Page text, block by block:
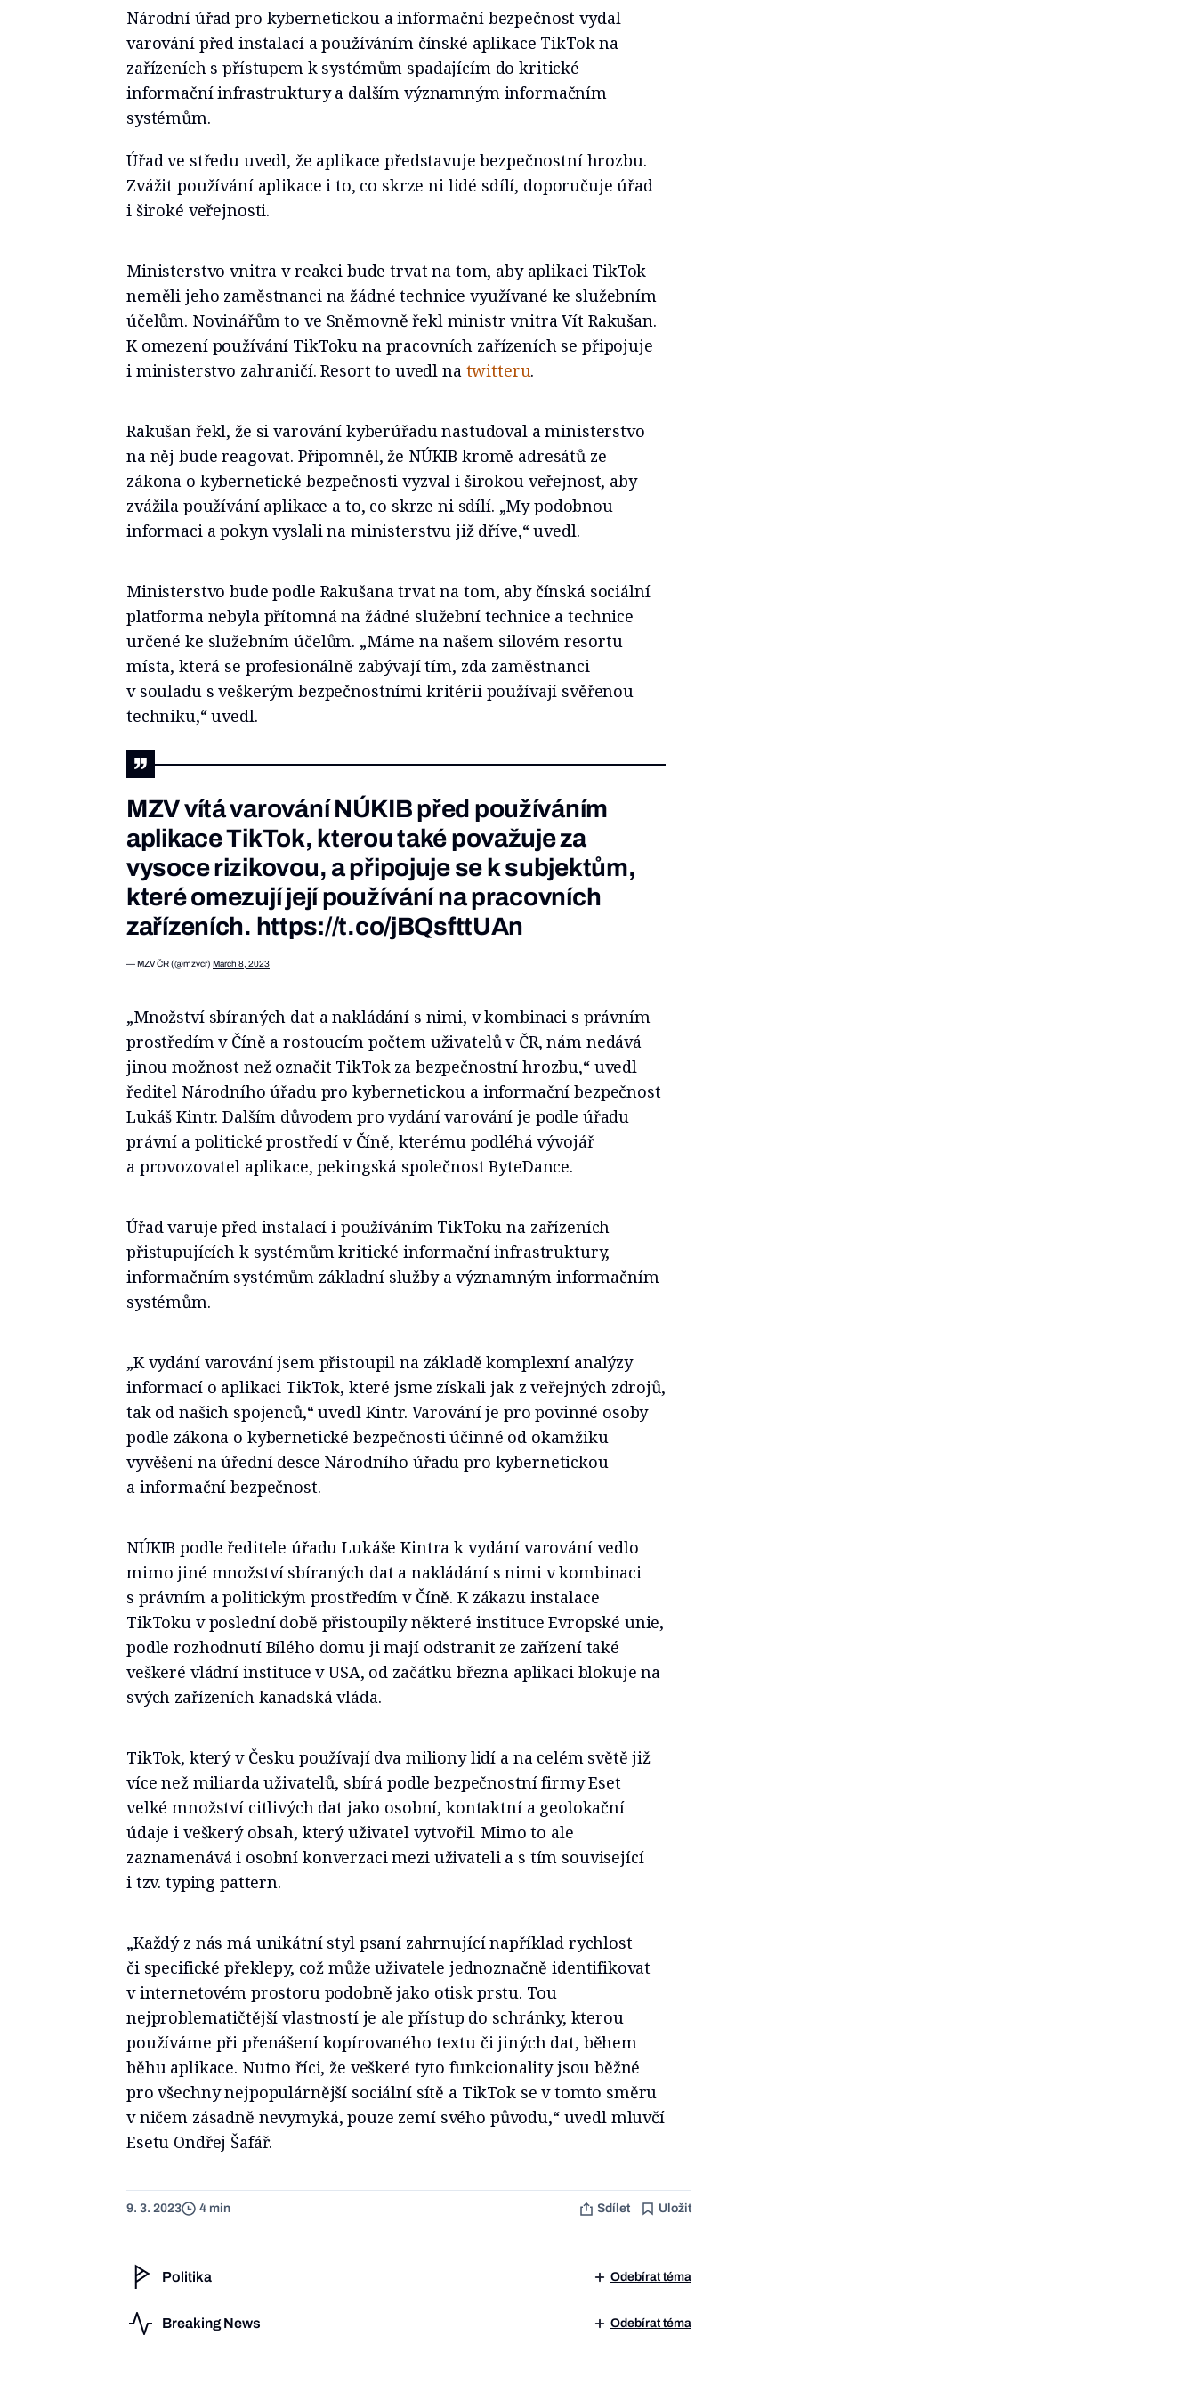
Národní úřad pro kybernetickou a informační bezpečnost vydal
varování před instalací a používáním čínské aplikace TikTok na
zařízeních s přístupem k systémům spadajícím do kritické
informační infrastruktury a dalším významným informačním
systémům.
Úřad ve středu uvedl, že aplikace představuje bezpečnostní hrozbu.
Zvážit používání aplikace i to, co skrze ni lidé sdílí, doporučuje úřad
i široké veřejnosti.
Ministerstvo vnitra v reakci bude trvat na tom, aby aplikaci TikTok
neměli jeho zaměstnanci na žádné technice využívané ke služebním
účelům. Novinářům to ve Sněmovně řekl ministr vnitra Vít Rakušan.
K omezení používání TikToku na pracovních zařízeních se připojuje
i ministerstvo zahraničí. Resort to uvedl na twitteru.
Rakušan řekl, že si varování kyberúřadu nastudoval a ministerstvo
na něj bude reagovat. Připomněl, že NÚKIB kromě adresátů ze
zákona o kybernetické bezpečnosti vyzval i širokou veřejnost, aby
zvážila používání aplikace a to, co skrze ni sdílí. „My podobnou
informaci a pokyn vyslali na ministerstvu již dříve,“ uvedl.
Ministerstvo bude podle Rakušana trvat na tom, aby čínská sociální
platforma nebyla přítomná na žádné služební technice a technice
určené ke služebním účelům. „Máme na našem silovém resortu
místa, která se profesionálně zabývají tím, zda zaměstnanci
v souladu s veškerým bezpečnostními kritérii používají svěřenou
techniku,“ uvedl.
MZV vítá varování NÚKIB před používáním
aplikace TikTok, kterou také považuje za
vysoce rizikovou, a připojuje se k subjektům,
které omezují její používání na pracovních
zařízeních. https://t.co/jBQsfttUAn
— MZV ČR (@mzvcr) March 8, 2023
„Množství sbíraných dat a nakládání s nimi, v kombinaci s právním
prostředím v Číně a rostoucím počtem uživatelů v ČR, nám nedává
jinou možnost než označit TikTok za bezpečnostní hrozbu,“ uvedl
ředitel Národního úřadu pro kybernetickou a informační bezpečnost
Lukáš Kintr. Dalším důvodem pro vydání varování je podle úřadu
právní a politické prostředí v Číně, kterému podléhá vývojář
a provozovatel aplikace, pekingská společnost ByteDance.
Úřad varuje před instalací i používáním TikToku na zařízeních
přistupujících k systémům kritické informační infrastruktury,
informačním systémům základní služby a významným informačním
systémům.
„K vydání varování jsem přistoupil na základě komplexní analýzy
informací o aplikaci TikTok, které jsme získali jak z veřejných zdrojů,
tak od našich spojenců,“ uvedl Kintr. Varování je pro povinné osoby
podle zákona o kybernetické bezpečnosti účinné od okamžiku
vyvěšení na úřední desce Národního úřadu pro kybernetickou
a informační bezpečnost.
NÚKIB podle ředitele úřadu Lukáše Kintra k vydání varování vedlo
mimo jiné množství sbíraných dat a nakládání s nimi v kombinaci
s právním a politickým prostředím v Číně. K zákazu instalace
TikToku v poslední době přistoupily některé instituce Evropské unie,
podle rozhodnutí Bílého domu ji mají odstranit ze zařízení také
veškeré vládní instituce v USA, od začátku března aplikaci blokuje na
svých zařízeních kanadská vláda.
TikTok, který v Česku používají dva miliony lidí a na celém světě již
více než miliarda uživatelů, sbírá podle bezpečnostní firmy Eset
velké množství citlivých dat jako osobní, kontaktní a geolokační
údaje i veškerý obsah, který uživatel vytvořil. Mimo to ale
zaznamenává i osobní konverzaci mezi uživateli a s tím související
i tzv. typing pattern.
„Každý z nás má unikátní styl psaní zahrnující například rychlost
či specifické překlepy, což může uživatele jednoznačně identifikovat
v internetovém prostoru podobně jako otisk prstu. Tou
nejproblematičtější vlastností je ale přístup do schránky, kterou
používáme při přenášení kopírovaného textu či jiných dat, během
běhu aplikace. Nutno říci, že veškeré tyto funkcionality jsou běžné
pro všechny nejpopulárnější sociální sítě a TikTok se v tomto směru
v ničem zásadně nevymyká, pouze zemí svého původu,“ uvedl mluvčí
Esetu Ondřej Šafář.
9. 3. 2023 4 min Sdílet Uložit
Politika Odebírat téma
Breaking News Odebírat téma